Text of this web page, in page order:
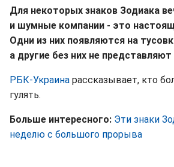
Для некоторых знаков Зодиака
и шумные компании - это
Одни из них появляются на
а другие без них не
РБК-Украина рассказывает, кто
гулять.
Больше интересного: Эти знаки
неделю с большого прорыва